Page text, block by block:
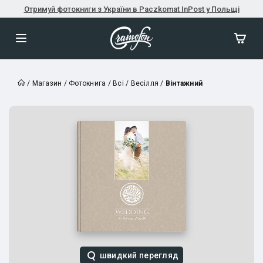
Отримуй фотокниги з України в Paczkomat InPost у Польщі
/ Магазин / Фотокнига / Всі / Весілля / Вінтажний
швидкий перегляд